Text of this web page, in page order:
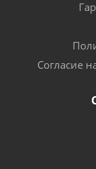
Согласие